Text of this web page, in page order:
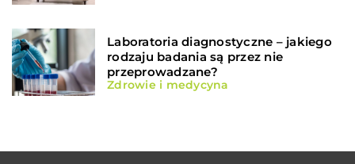
Laboratoria diagnostyczne – jakiego
rodzaju badania są przez nie
przeprowadzane?
Zdrowie i medycyna